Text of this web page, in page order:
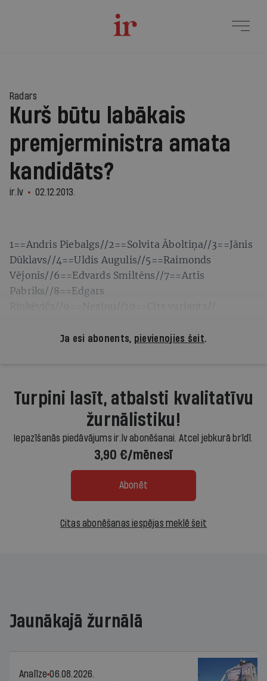
Radars
Kurš būtu labākais
premjerministra amata
kandidāts?
ir.lv 02.12.2013.
1==Andris Piebalgs//2==Solvita Āboltiņa//3==Jānis
Dūklavs//4==Uldis Augulis//5==Raimonds
Vējonis//6==Edvards Smiltēns//7==Artis
Pabriks//8==Edgars
Rinkēvičs//9==Nezinu//10==Cits variants//
Ja esi abonents, pievienojies šeit.
Turpini lasīt, atbalsti kvalitatīvu
žurnālistiku!
Iepazīšanās piedāvājums ir.lv abonēšanai. Atcel jebkurā brīdī.
3,90 €/mēnesī
Abonēt
Citas abonēšanas iespējas meklē šeit
Jaunākajā žurnālā
Analīze 06.08.2026.